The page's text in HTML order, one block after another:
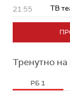
21:55 ТВ
Тренутно
РБ 1